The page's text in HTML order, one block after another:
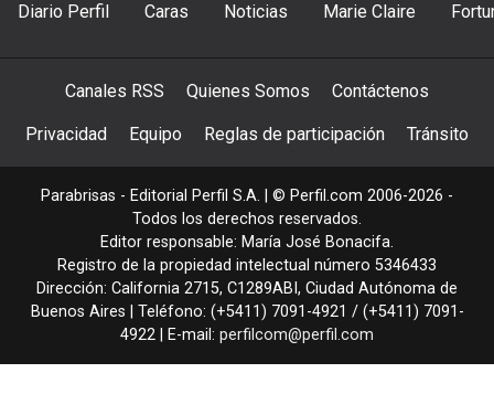
Diario Perfil Caras Noticias Marie Claire
Canales RSS Quienes Somos Contáctenos
Privacidad Equipo Reglas de participación Tránsito
Parabrisas - Editorial Perfil S.A. | © Perfil.com 2006-2026 -
Todos los derechos reservados.
Editor responsable: María José Bonacifa.
Registro de la propiedad intelectual número 5346433
Dirección: California 2715, C1289ABI , Ciudad Autónoma de
Buenos Aires | Teléfono: (+5411) 7091-4921 / (+5411) 7091-
4922 | E-mail: perfilcom@perfil.com